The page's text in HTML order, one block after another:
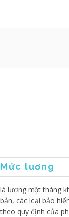
Mức lương
là lương một tháng
bản, các loại bảo
theo quy định của